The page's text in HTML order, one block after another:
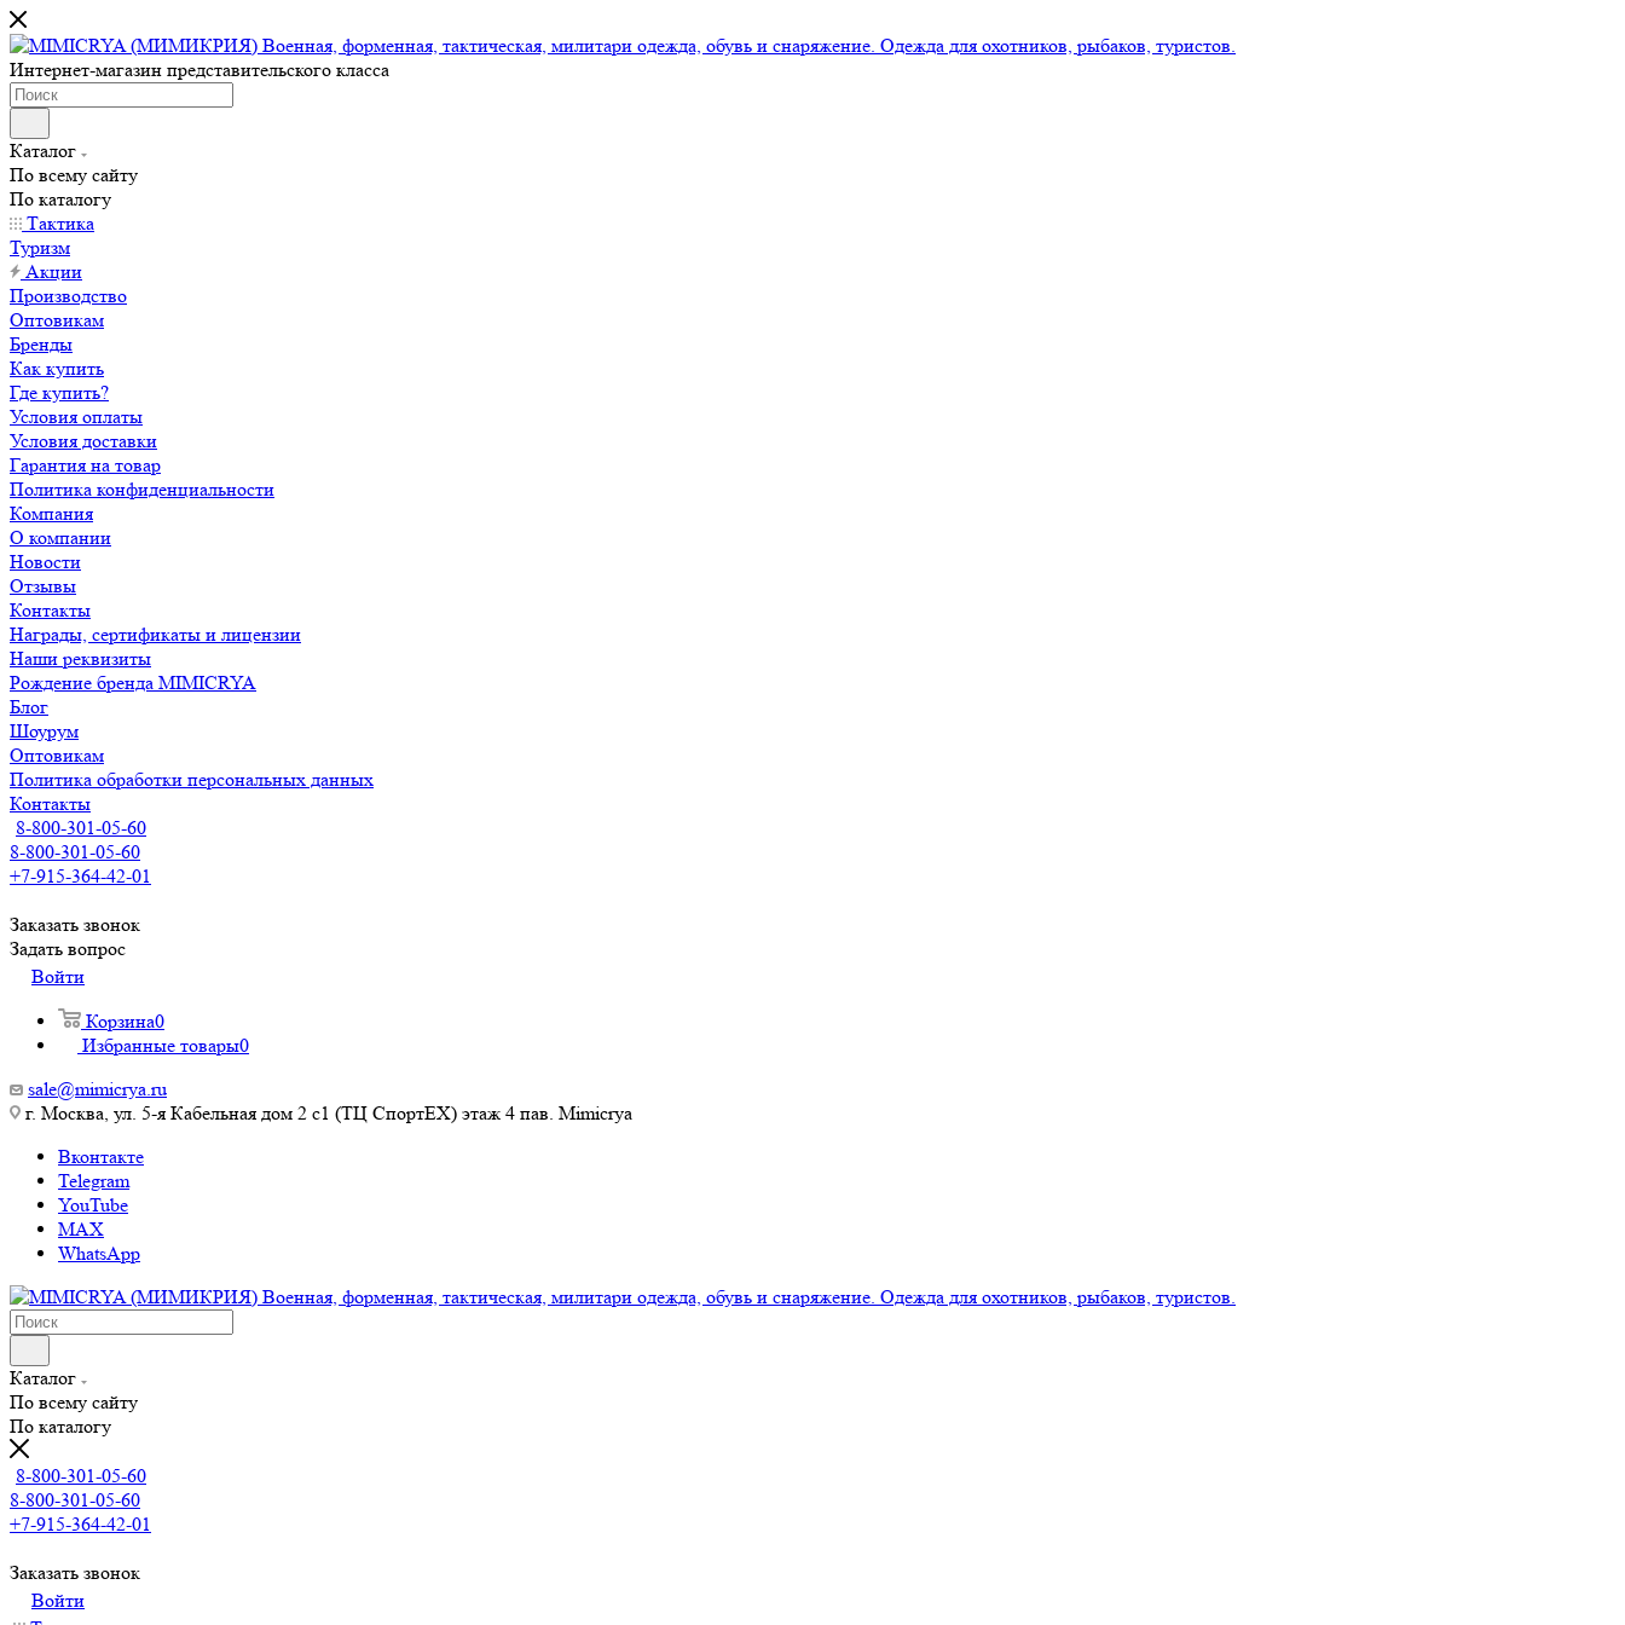
Интернет-магазин представительского класса
Каталог
По всему сайту
По каталогу
Тактика
Туризм
Акции
Производство
Оптовикам
Бренды
Как купить
Где купить?
Условия оплаты
Условия доставки
Гарантия на товар
Политика конфиденциальности
Компания
О компании
Новости
Отзывы
Контакты
Награды, сертификаты и лицензии
Наши реквизиты
Рождение бренда MIMICRYA
Блог
Шоурум
Оптовикам
Политика обработки персональных данных
Контакты
8-800-301-05-60
8-800-301-05-60
+7-915-364-42-01
Заказать звонок
Задать вопрос
Войти
Корзина0
Избранные товары0
sale@mimicrya.ru
г. Москва, ул. 5-я Кабельная дом 2 с1 (ТЦ СпортEX) этаж 4 пав. Mimicrya
Вконтакте
Telegram
YouTube
MAX
WhatsApp
Каталог
По всему сайту
По каталогу
8-800-301-05-60
8-800-301-05-60
+7-915-364-42-01
Заказать звонок
Войти